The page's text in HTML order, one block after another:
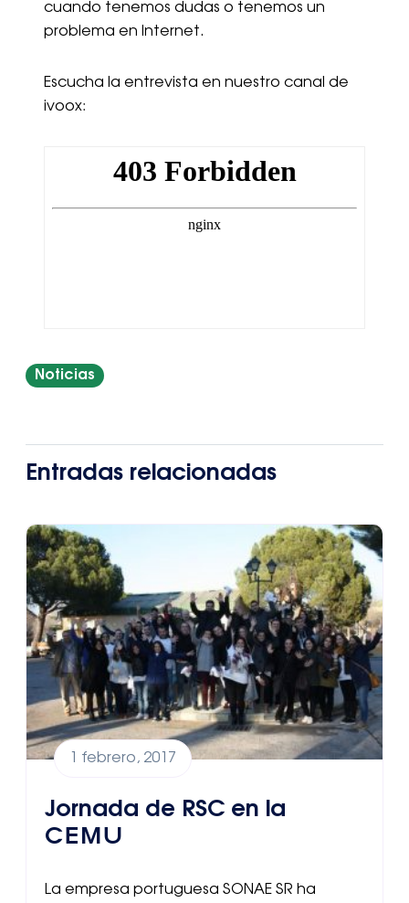
cuando tenemos dudas o tenemos un
problema en Internet.
Escucha la entrevista en nuestro canal de
ivoox:
Noticias
Entradas relacionadas
1 febrero, 2017
Jornada de RSC en la
CEMU
La empresa portuguesa SONAE SR ha